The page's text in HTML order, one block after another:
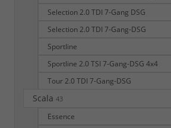
Selection 2.0 TDI 7-Gang DSG
Selection 2.0 TDI 7-Gang-DSG
Sportline
Sportline 2.0 TSI 7-Gang-DSG 4x4
Tour 2.0 TDI 7-Gang-DSG
Scala 43
Essence